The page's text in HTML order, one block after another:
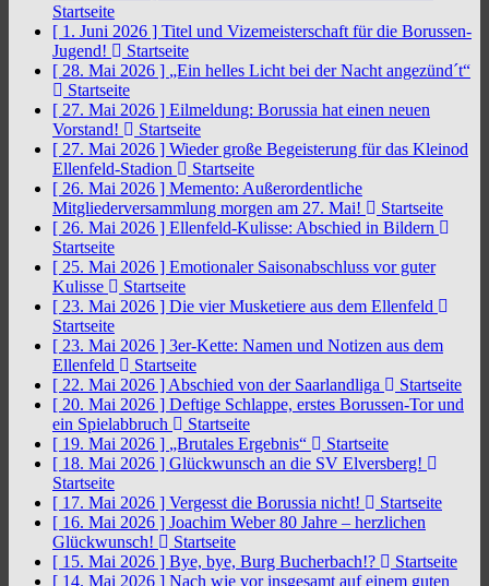
Startseite
[ 1. Juni 2026 ] Titel und Vizemeisterschaft für die Borussen-
Jugend!
Startseite
[ 28. Mai 2026 ] „Ein helles Licht bei der Nacht angezünd´t“
Startseite
[ 27. Mai 2026 ] Eilmeldung: Borussia hat einen neuen
Vorstand!
Startseite
[ 27. Mai 2026 ] Wieder große Begeisterung für das Kleinod
Ellenfeld-Stadion
Startseite
[ 26. Mai 2026 ] Memento: Außerordentliche
Mitgliederversammlung morgen am 27. Mai!
Startseite
[ 26. Mai 2026 ] Ellenfeld-Kulisse: Abschied in Bildern
Startseite
[ 25. Mai 2026 ] Emotionaler Saisonabschluss vor guter
Kulisse
Startseite
[ 23. Mai 2026 ] Die vier Musketiere aus dem Ellenfeld
Startseite
[ 23. Mai 2026 ] 3er-Kette: Namen und Notizen aus dem
Ellenfeld
Startseite
[ 22. Mai 2026 ] Abschied von der Saarlandliga
Startseite
[ 20. Mai 2026 ] Deftige Schlappe, erstes Borussen-Tor und
ein Spielabbruch
Startseite
[ 19. Mai 2026 ] „Brutales Ergebnis“
Startseite
[ 18. Mai 2026 ] Glückwunsch an die SV Elversberg!
Startseite
[ 17. Mai 2026 ] Vergesst die Borussia nicht!
Startseite
[ 16. Mai 2026 ] Joachim Weber 80 Jahre – herzlichen
Glückwunsch!
Startseite
[ 15. Mai 2026 ] Bye, bye, Burg Bucherbach!?
Startseite
[ 14. Mai 2026 ] Nach wie vor insgesamt auf einem guten